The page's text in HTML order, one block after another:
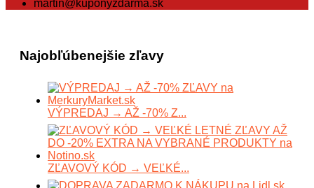
martin@kuponyzdarma.sk
Najobľúbenejšie zľavy
VÝPREDAJ → AŽ -70% Z...
ZĽAVOVÝ KÓD → VEĽKÉ...